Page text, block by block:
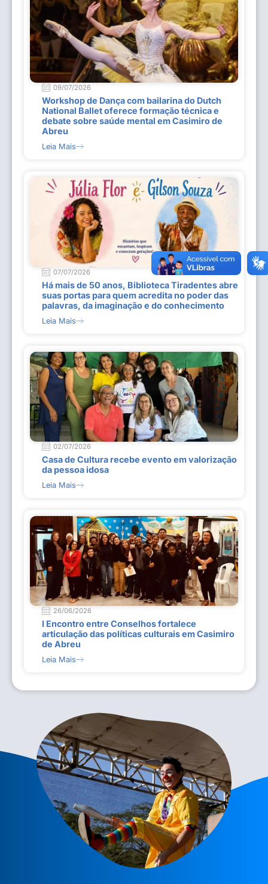
09/07/2026
Workshop de Dança com bailarina do Dutch
National Ballet oferece formação técnica e
debate sobre saúde mental em Casimiro de
Abreu
Leia Mais
07/07/2026
Há mais de 50 anos, Biblioteca Tiradentes abre
suas portas para quem acredita no poder das
palavras, da imaginação e do conhecimento
Leia Mais
02/07/2026
Casa de Cultura recebe evento em valorização
da pessoa idosa
Leia Mais
26/06/2026
I Encontro entre Conselhos fortalece
articulação das políticas culturais em Casimiro
de Abreu
Leia Mais